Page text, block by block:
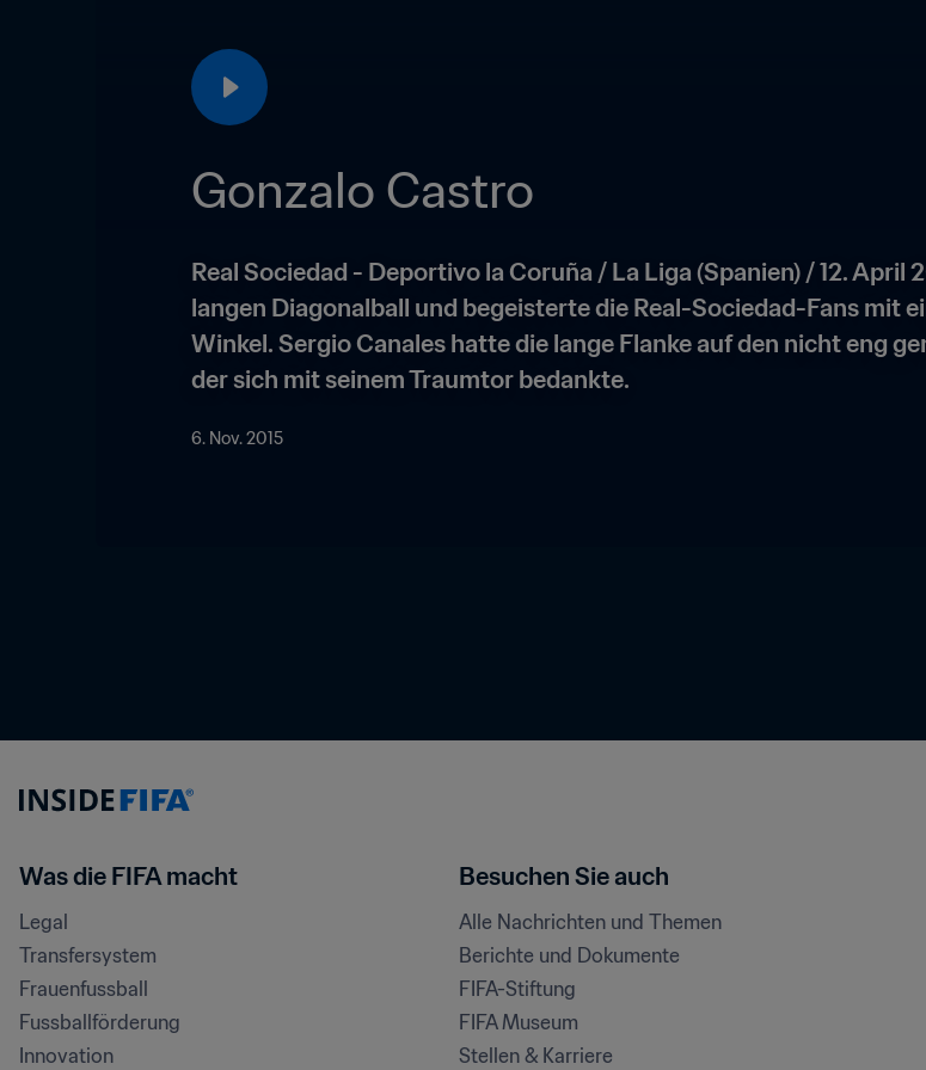
Gonzalo Castro
Real Sociedad - Deportivo la Coruña / La Liga (Spanien) / 12. April
langen Diagonalball und begeisterte die Real-Sociedad-Fans mit
Winkel. Sergio Canales hatte die lange Flanke auf den nicht eng
der sich mit seinem Traumtor bedankte.
6. Nov. 2015
Was die FIFA macht
Legal
Transfersystem
Frauenfussball
Fussballförderung
Innovation
Besuchen Sie auch
Alle Nachrichten und Themen
Berichte und Dokumente
FIFA-Stiftung
FIFA Museum
Stellen & Karriere